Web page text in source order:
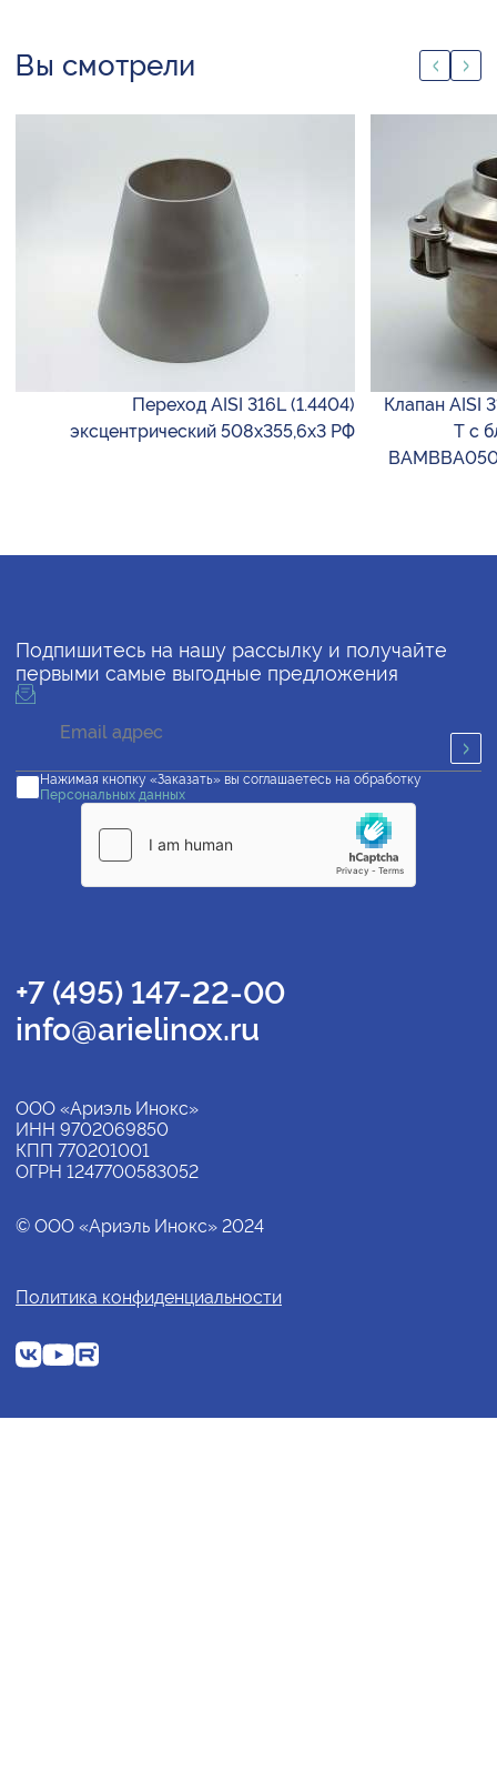
Вы смотрели
Переход AISI 316L (1.4404)
эксцентрический 508х355,6х3 РФ
Клапан AISI
T с
Подпишитесь на нашу рассылку и получайте
первыми самые выгодные предложения
Нажимая кнопку «Заказать» вы соглашаетесь на обработку
Персональных данных
+7 (495) 147-22-00
info@arielinox.ru
ООО «Ариэль Инокс»
ИНН 9702069850
КПП 770201001
ОГРН 1247700583052
© ООО «Ариэль Инокс» 2024
Политика конфиденциальности